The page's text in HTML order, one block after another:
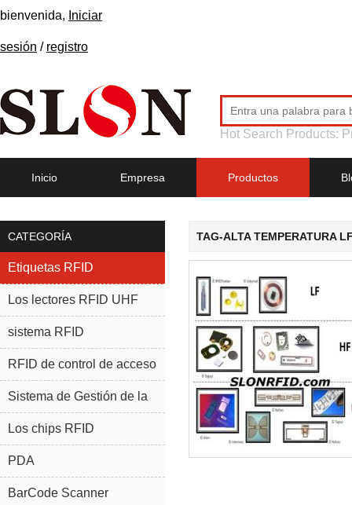
bienvenida, Iniciar
sesión / registro
Hot Search Products:
Inicio Empresa Productos
CATEGORÍA
Etiquetas RFID
Los lectores RFID UHF
sistema RFID
RFID de control de acceso
Sistema de Gestión de la
joyería RFID
Los chips RFID
PDA
BarCode Scanner
TAG-ALTA TEMPERATURA